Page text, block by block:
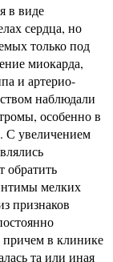
в виде
сердца, но
только под
миокарда,
и артерио-
наблюдали
особенно в
С увеличением
обратить
мелких
признаков
причем в клинике
та или иная